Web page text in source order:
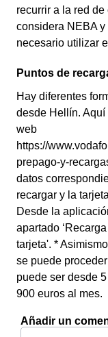
recurrir a la red
considera NEBA
necesario utilizar
Puntos de
Hay diferentes
desde Hellín. Aquí
web
https://
prepago-y-
datos
recargar y la
Desde la
apartado
tarjeta'. *
se puede
puede ser desde
900 euros al mes.
Añadir un